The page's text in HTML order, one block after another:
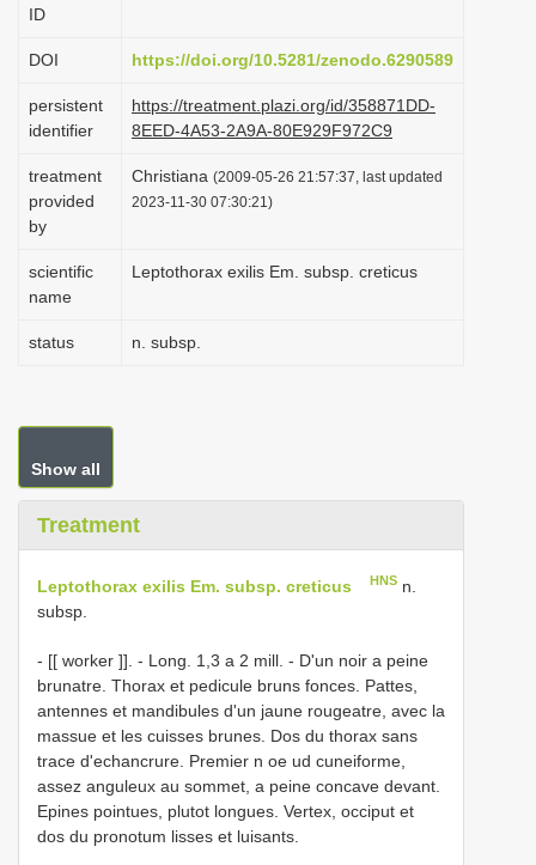
i
n
ID
DOI https://doi.org/10.5281/zenodo.6290589
persistent
identifier
https://treatment.plazi.org/id/358871DD-
8EED-4A53-2A9A-80E929F972C9
treatment
provided
by
Christiana (2009-05-26 21:57:37, last updated
2023-11-30 07:30:21)
scientific
name
Leptothorax exilis Em. subsp. creticus
status n. subsp.
Show all
Treatment
Leptothorax exilis Em. subsp. creticus HNS n.
subsp.
- [[ worker ]]. - Long. 1,3 a 2 mill. - D'un noir a peine
brunatre. Thorax et pedicule bruns fonces. Pattes,
antennes et mandibules d'un jaune rougeatre, avec la
massue et les cuisses brunes. Dos du thorax sans
trace d'echancrure. Premier n oe ud cuneiforme,
assez anguleux au sommet, a peine concave devant.
Epines pointues, plutot longues. Vertex, occiput et
dos du pronotum lisses et luisants.